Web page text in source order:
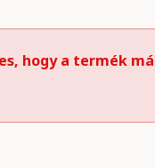
hogy a termék